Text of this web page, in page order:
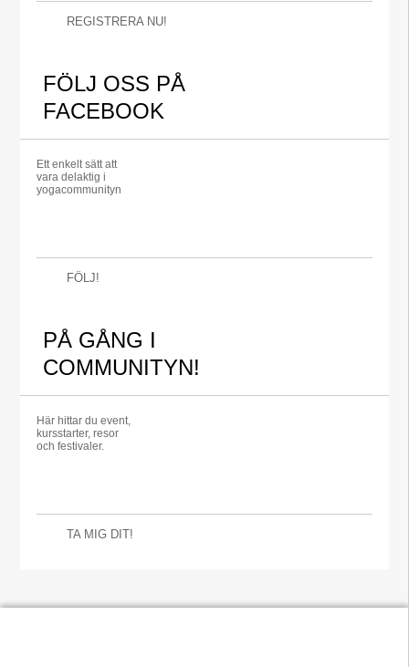
REGISTRERA NU!
FÖLJ OSS PÅ
FACEBOOK
Ett enkelt sätt att
vara delaktig i
yogacommunityn
FÖLJ!
PÅ GÅNG I
COMMUNITYN!
Här hittar du event,
kursstarter, resor
och festivaler.
TA MIG DIT!